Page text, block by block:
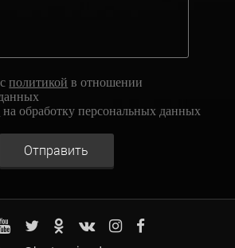
сполитикой в отношении
на обработку персональных данных
Отправить